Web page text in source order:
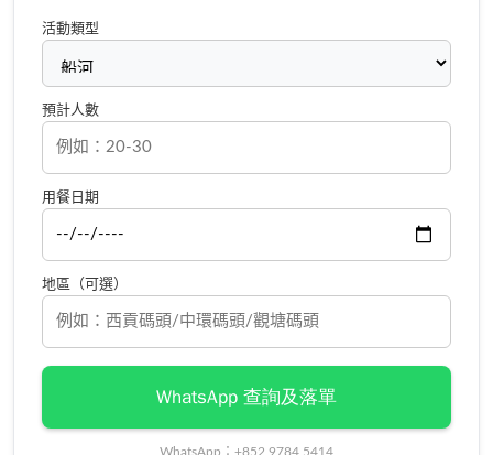
活動類型
預計人數
用餐日期
地區（可選）
WhatsApp 查詢及落單
WhatsApp：+852 9784 5414